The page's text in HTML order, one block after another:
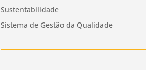
Sustentabilidade
Sistema de Gestão da Qualidade